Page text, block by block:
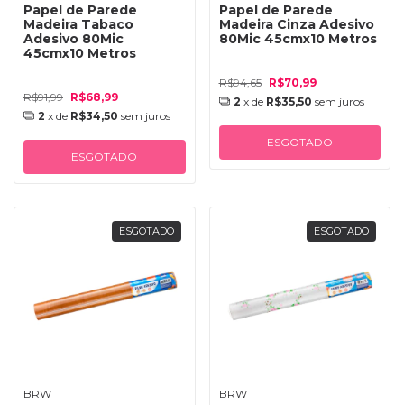
Papel de Parede
Madeira Tabaco
Adesivo 80Mic
45cmx10 Metros
R$91,99 R$68,99
2 x de R$34,50 sem juros
ESGOTADO
Papel de Parede
Madeira Cinza Adesivo
80Mic 45cmx10 Metros
R$94,65
R$70,99
2 x de R$35,50 sem juros
ESGOTADO
ESGOTADO
BRW
ESGOTADO
BRW